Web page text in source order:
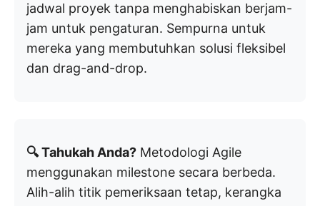
jadwal proyek tanpa menghabiskan berjam-
jam untuk pengaturan. Sempurna untuk
mereka yang membutuhkan solusi fleksibel
dan drag-and-drop.
🔍 Tahukah Anda? Metodologi Agile
menggunakan milestone secara berbeda.
Alih-alih titik pemeriksaan tetap, kerangka